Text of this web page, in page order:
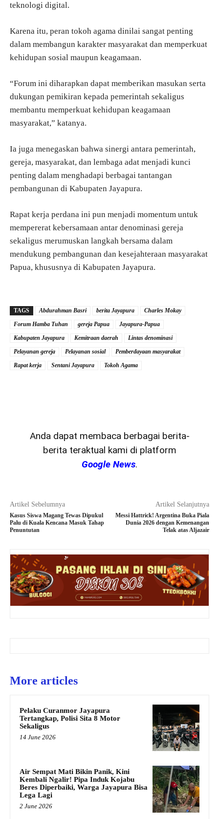
teknologi digital.
Karena itu, peran tokoh agama dinilai sangat penting
dalam membangun karakter masyarakat dan memperkuat
kehidupan sosial maupun keagamaan.
“Forum ini diharapkan dapat memberikan masukan serta
dukungan pemikiran kepada pemerintah sekaligus
membantu memperkuat kehidupan keagamaan
masyarakat,” katanya.
Ia juga menegaskan bahwa sinergi antara pemerintah,
gereja, masyarakat, dan lembaga adat menjadi kunci
penting dalam menghadapi berbagai tantangan
pembangunan di Kabupaten Jayapura.
Rapat kerja perdana ini pun menjadi momentum untuk
mempererat kebersamaan antar denominasi gereja
sekaligus merumuskan langkah bersama dalam
mendukung pembangunan dan kesejahteraan masyarakat
Papua, khususnya di Kabupaten Jayapura.
TAGS Abdurahman Basri berita Jayapura
Charles Mokay
Forum Hamba Tuhan
gereja Papua
Jayapura-Papua
Kabupaten Jayapura
Kemitraan daerah
Lintas denominasi
Pelayanan gereja
Pelayanan sosial
Pemberdayaan masyarakat
Rapat kerja
Sentani Jayapura Tokoh Agama
Anda dapat membaca berbagai berita-
berita teraktual kami di platform
Google News.
Artikel Sebelumnya
Kasus Siswa Magang Tewas Dipukul
Palu di Kuala Kencana Masuk Tahap
Penuntutan
Artikel Selanjutnya
Messi Hattrick! Argentina Buka Piala
Dunia 2026 dengan Kemenangan
Telak atas Aljazair
More articles
Pelaku Curanmor Jayapura
Tertangkap, Polisi Sita 8 Motor
Sekaligus
14 June 2026
Air Sempat Mati Bikin Panik, Kini
Kembali Ngalir! Pipa Induk Kojabu
Beres Diperbaiki, Warga Jayapura Bisa
Lega Lagi
2 June 2026